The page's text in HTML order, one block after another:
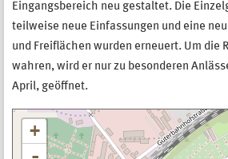
Eingangsbereich neu gestaltet. Die
teilweise neue Einfassungen und eine
und Freiﬂächen wurden erneuert. Um die
wahren, wird er nur zu besonderen
April, geöffnet.
+